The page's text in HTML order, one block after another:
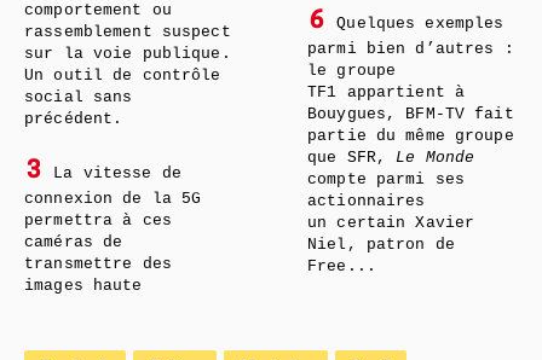
comportement ou
rassemblement suspect
sur la voie publique.
Un outil de contrôle
social sans
précédent.
3
La vitesse de
connexion de la 5G
permettra à ces
caméras de
transmettre des
images haute
6
Quelques exemples
parmi bien d’autres :
le groupe
TF1 appartient à
Bouygues, BFM-TV fait
partie du même groupe
que SFR, Le Monde
compte parmi ses
actionnaires
un certain Xavier
Niel, patron de
Free...